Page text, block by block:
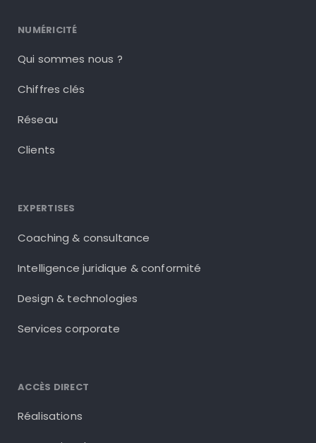
NUMÉRICITÉ
Qui sommes nous ?
Chiffres clés
Réseau
Clients
EXPERTISES
Coaching & consultance
Intelligence juridique & conformité
Design & technologies
Services corporate
ACCÈS DIRECT
Réalisations